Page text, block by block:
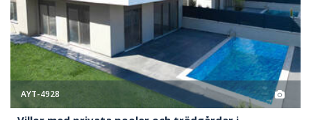
AYT-4928